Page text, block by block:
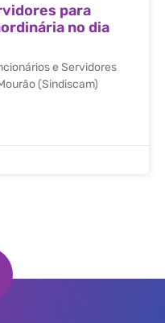
para
no dia
e Servidores
(Sindiscam)